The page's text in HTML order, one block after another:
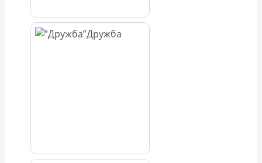
Дружба